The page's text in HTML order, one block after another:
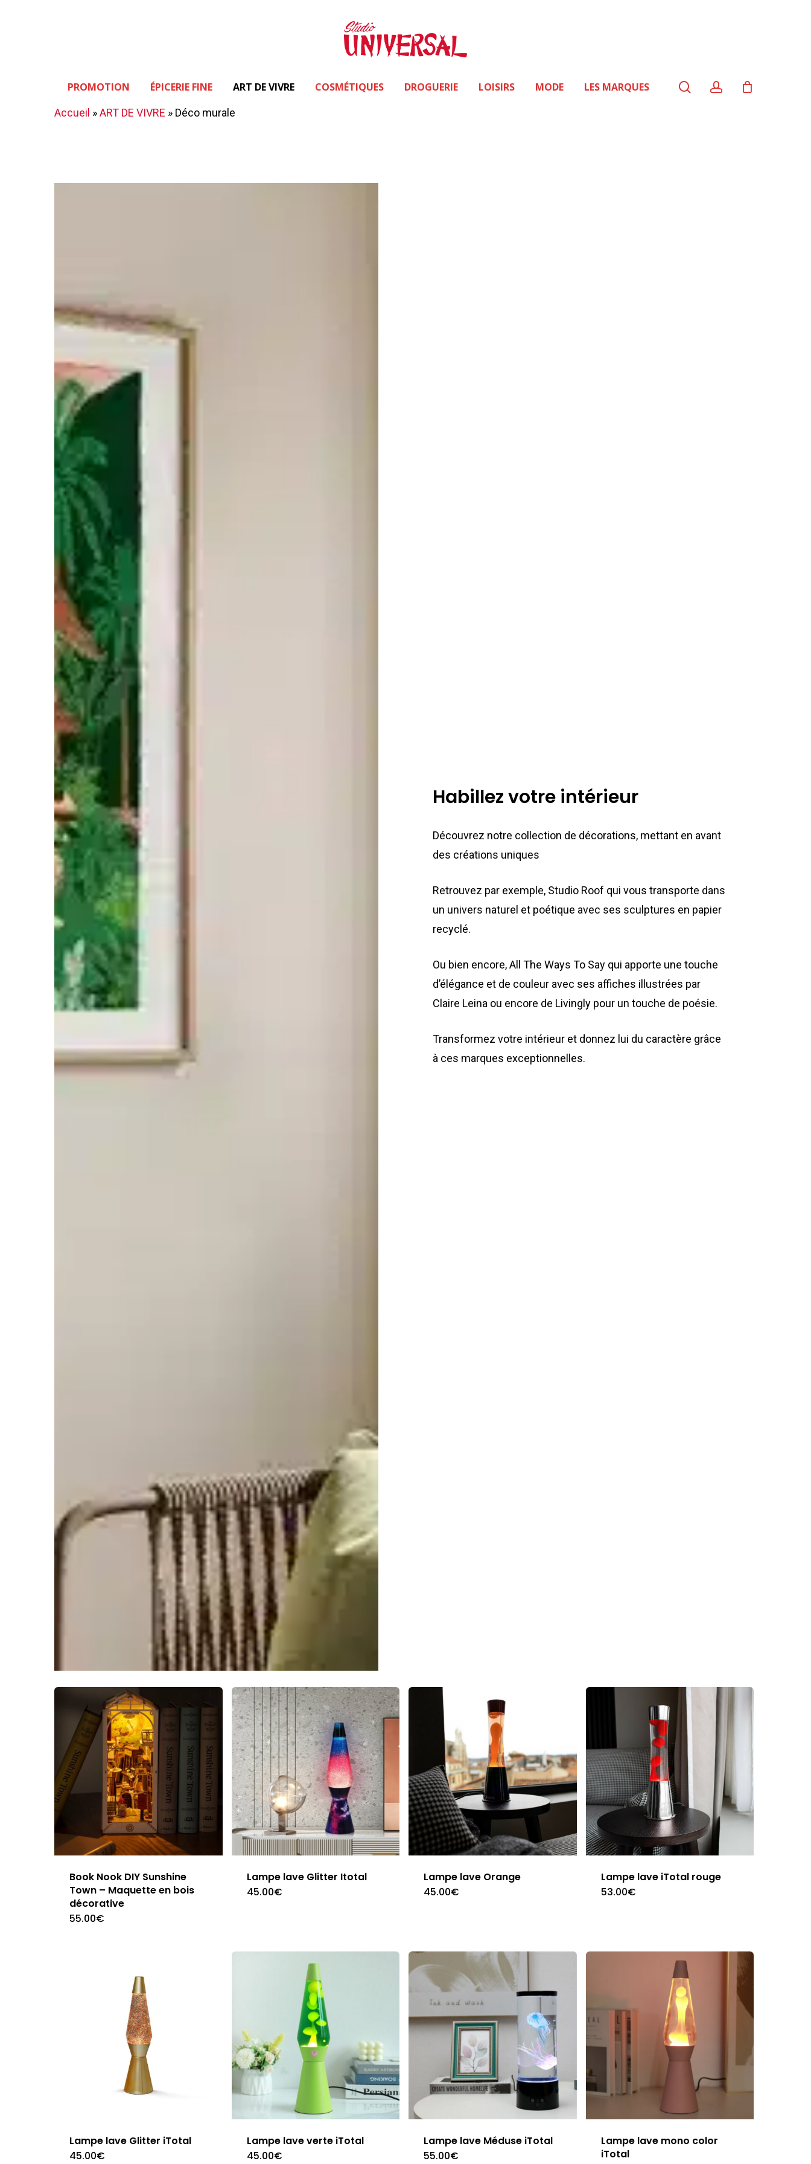
PROMOTION ÉPICERIE FINE ART DE VIVRE COSMÉTIQUES DROGUERIE LOISIRS MODE LES MARQUES searchaccount
Accueil »ART DE VIVRE » Déco murale
Habillez votre intérieur
Découvrez notre collection de décorations, mettant en avant
des créations uniques
Retrouvez par exemple, Studio Roof qui vous transporte dans
un univers naturel et poétique avec ses sculptures en papier
recyclé.
Ou bien encore, All The Ways To Say qui apporte une touche
d’élégance et de couleur avec ses affiches illustrées par
Claire Leina ou encore de Livingly pour un touche de poésie.
Transformez votre intérieur et donnez lui du caractère grâce
à ces marques exceptionnelles.
Book Nook DIY Sunshine
Town – Maquette en bois
décorative
55.00€
Lampe lave Glitter Itotal
45.00€
Lampe lave Orange
45.00€
Lampe lave iTotal rouge
53.00€
Lampe lave Glitter iTotal
45.00€
Lampe lave verte iTotal
45.00€
Lampe lave Méduse iTotal
55.00€
Lampe lave mono color
iTotal